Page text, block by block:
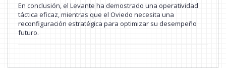
En conclusión, el Levante ha demostrado una operatividad
táctica eficaz, mientras que el Oviedo necesita una
reconfiguración estratégica para optimizar su desempeño
futuro.